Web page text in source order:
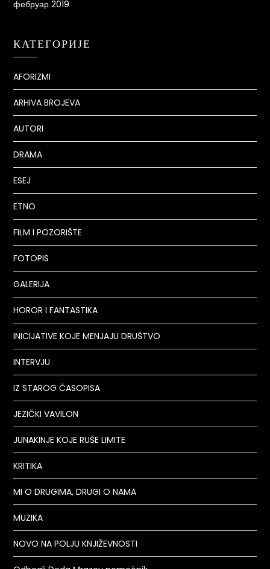
фебруар 2019
КАТЕГОРИЈЕ
AFORIZMI
ARHIVA BROJEVA
AUTORI
DRAMA
ESEJ
ETNO
FILM I POZORIŠTE
FOTOPIS
GALERIJA
HOROR I FANTASTIKA
INICIJATIVE KOJE MENJAJU DRUŠTVO
INTERVJU
IZ STAROG ČASOPISA
JEZIČKI VAVILON
JUNAKINJE KOJE RUŠE LIMITE
KRITIKA
MI O DRUGIMA, DRUGI O NAMA
MUZIKA
NOVO NA POLJU KNJIŽEVNOSTI